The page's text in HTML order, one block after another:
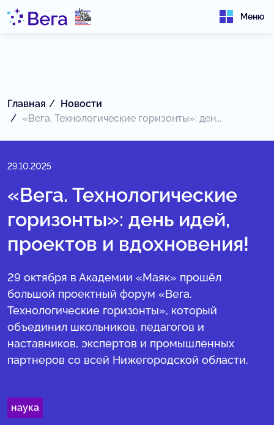
Меню
Главная
Новости
«Вега. Технологические горизонты»: ден...
29.10.2025
«Вега. Технологические
горизонты»: день идей,
проектов и вдохновения!
29 октября в Академии «Маяк» прошёл
большой проектный форум «Вега.
Технологические горизонты», который
объединил школьников, педагогов и
наставников, экспертов и промышленных
партнеров со всей Нижегородской области.
наука